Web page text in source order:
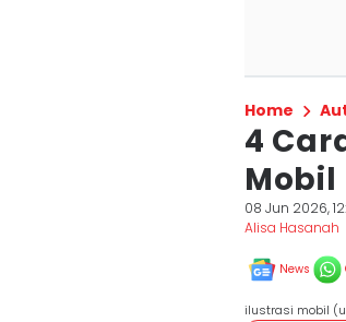
Home
4
Mobil
08 Jun 2026,
Alisa Hasanah
News
ilustrasi mobil